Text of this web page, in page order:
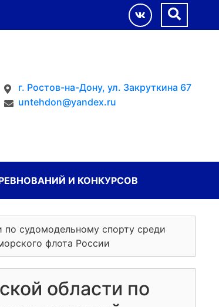
г. Ростов-на-Дону, ул. Закруткина 67
untehdon@yandex.ru
И КОНКУРСОВ
по судомодельному спорту среди
флота России
области по